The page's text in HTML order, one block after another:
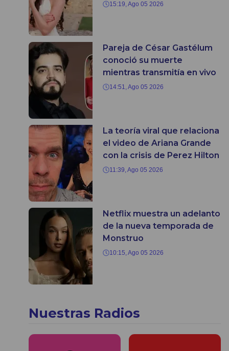
15:19, Ago 05 2026
Pareja de César Gastélum
conoció su muerte
mientras transmitía en vivo
14:51, Ago 05 2026
La teoría viral que relaciona
el video de Ariana Grande
con la crisis de Perez Hilton
11:39, Ago 05 2026
Netflix muestra un adelanto
de la nueva temporada de
Monstruo
10:15, Ago 05 2026
Nuestras Radios